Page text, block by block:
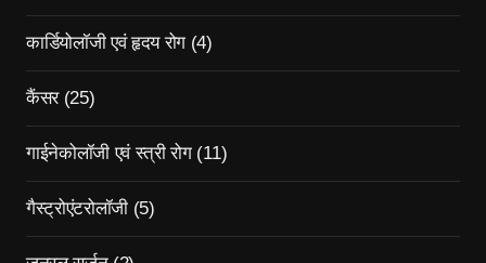
कार्डियोलॉजी एवं हृदय रोग(4)
कैंसर(25)
गाईनेकोलॉजी एवं स्त्री रोग(11)
गैस्ट्रोएंटरोलॉजी(5)